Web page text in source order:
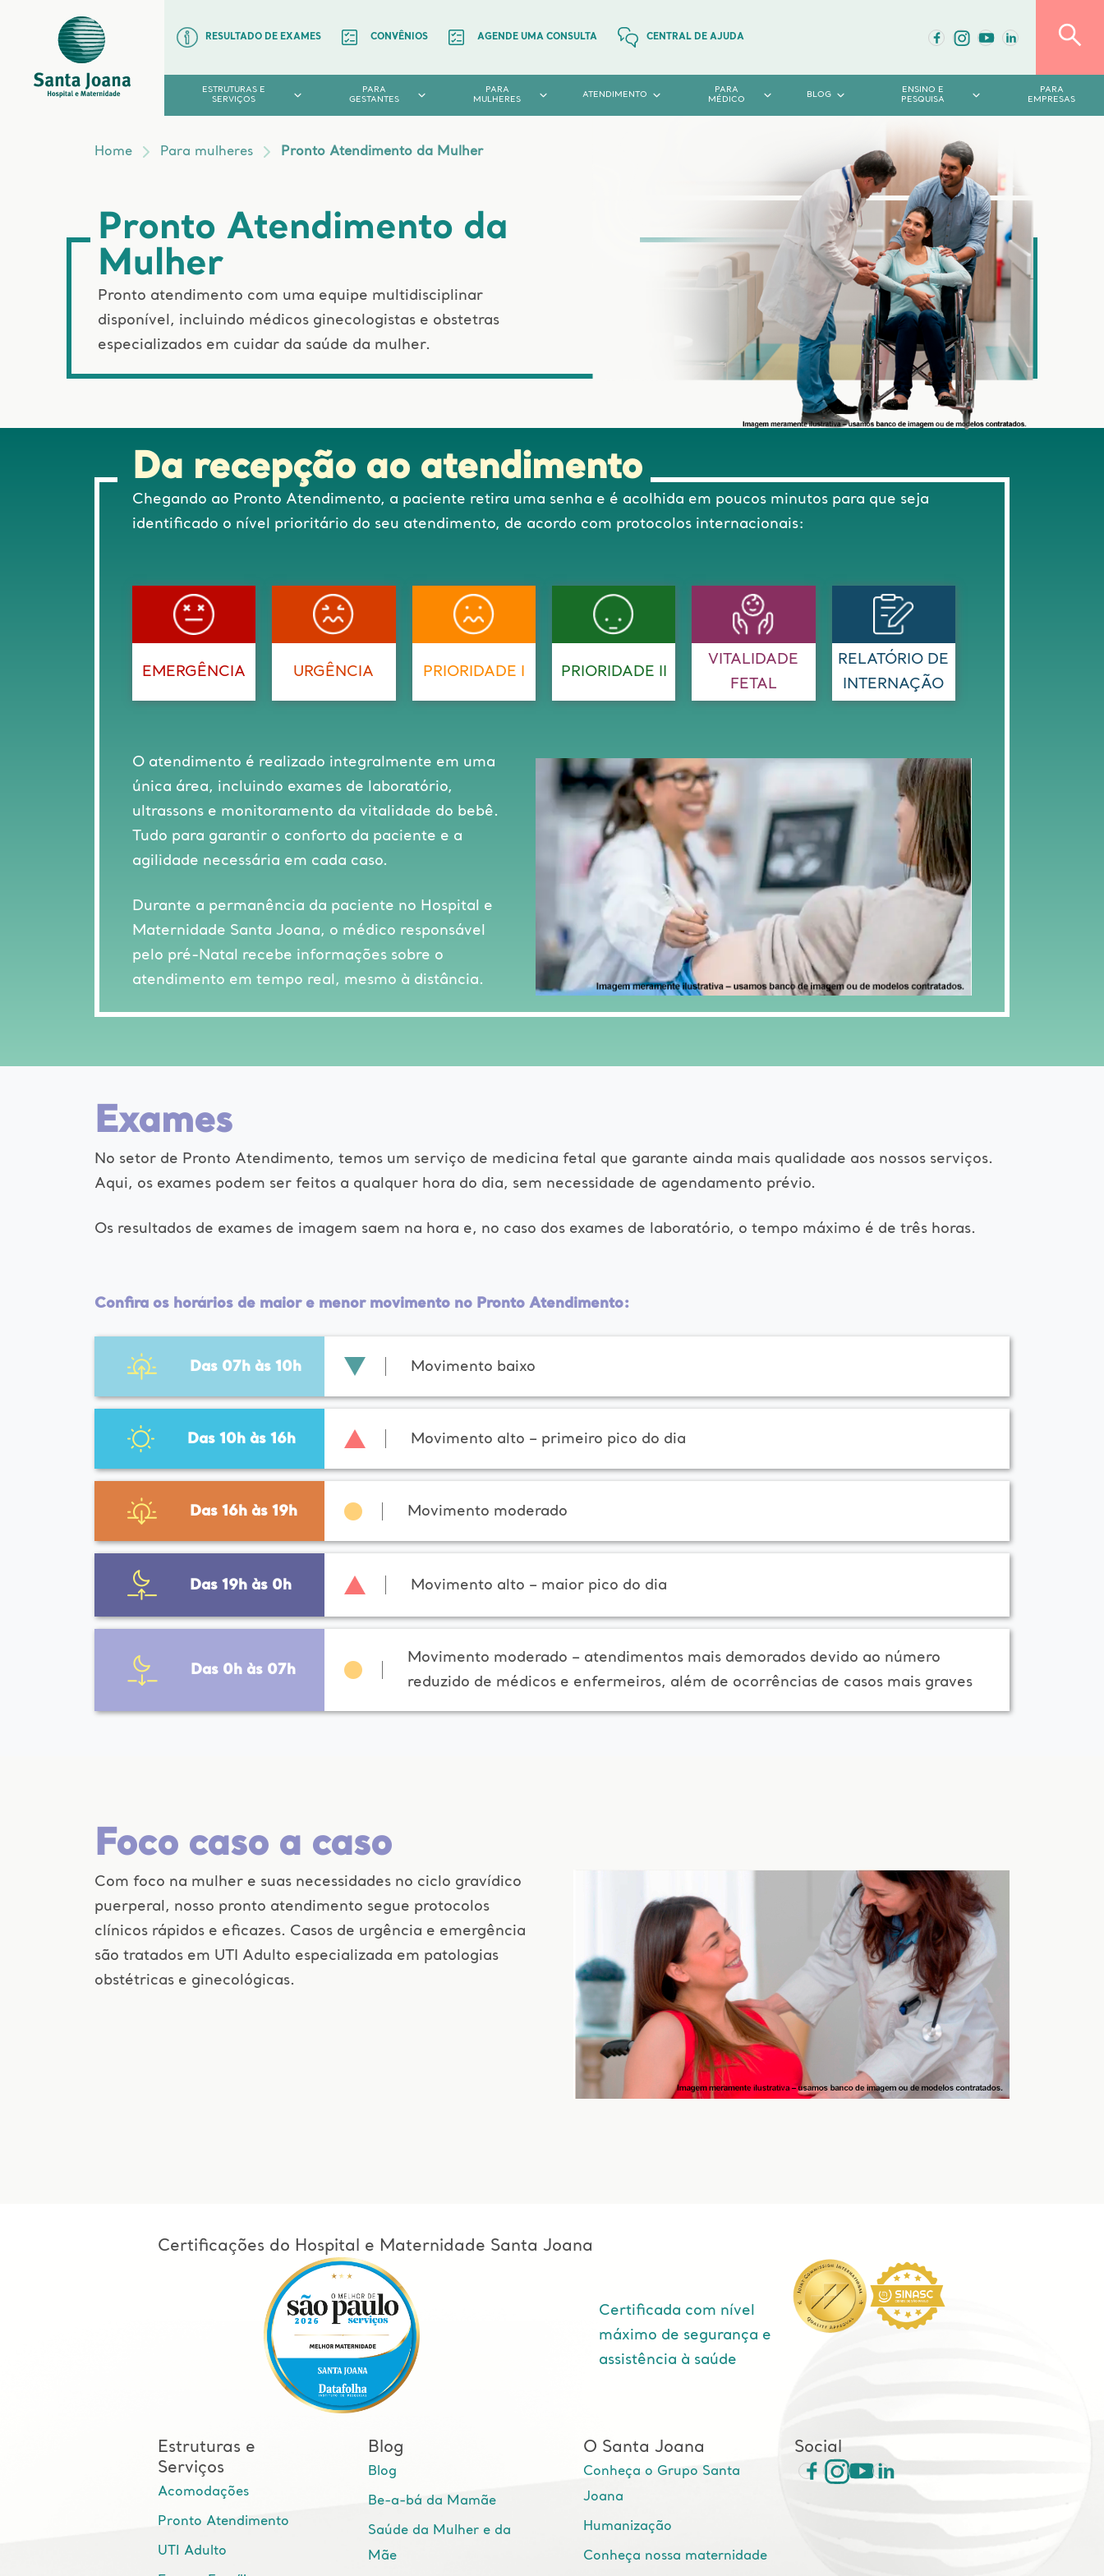
RESULTADO DE EXAMES CONVÊNIOS AGENDE UMA CONSULTA CENTRAL DE AJUDA
ESTRUTURAS E
SERVIÇOS
PARA
GESTANTES
PARA
MULHERES
ATENDIMENTO
PARA
MÉDICO
BLOG
ENSINO E
PESQUISA
PARA
EMPRESAS
Home Para mulheres Pronto Atendimento da Mulher
Pronto Atendimento da
Mulher
Pronto atendimento com uma equipe multidisciplinar
disponível, incluindo médicos ginecologistas e obstetras
especializados em cuidar da saúde da mulher.
Da recepção ao atendimento
Chegando ao Pronto Atendimento, a paciente retira uma senha e é acolhida em poucos minutos para que seja
identificado o nível prioritário do seu atendimento, de acordo com protocolos internacionais:
EMERGÊNCIA URGÊNCIA PRIORIDADE I PRIORIDADE II
VITALIDADE
FETAL
RELATÓRIO DE
INTERNAÇÃO
O atendimento é realizado integralmente em uma
única área, incluindo exames de laboratório,
ultrassons e monitoramento da vitalidade do bebê.
Tudo para garantir o conforto da paciente e a
agilidade necessária em cada caso.
Durante a permanência da paciente no Hospital e
Maternidade Santa Joana, o médico responsável
pelo pré-Natal recebe informações sobre o
atendimento em tempo real, mesmo à distância.
Exames
No setor de Pronto Atendimento, temos um serviço de medicina fetal que garante ainda mais qualidade aos nossos serviços.
Aqui, os exames podem ser feitos a qualquer hora do dia, sem necessidade de agendamento prévio.
Os resultados de exames de imagem saem na hora e, no caso dos exames de laboratório, o tempo máximo é de três horas.
Confira os horários de maior e menor movimento no Pronto Atendimento:
Das 07h às 10h Movimento baixo
Das 10h às 16h Movimento alto – primeiro pico do dia
Das 16h às 19h Movimento moderado
Das 19h às 0h Movimento alto – maior pico do dia
Das 0h às 07h
Movimento moderado – atendimentos mais demorados devido ao número
reduzido de médicos e enfermeiros, além de ocorrências de casos mais graves
Foco caso a caso
Com foco na mulher e suas necessidades no ciclo gravídico
puerperal, nosso pronto atendimento segue protocolos
clínicos rápidos e eficazes. Casos de urgência e emergência
são tratados em UTI Adulto especializada em patologias
obstétricas e ginecológicas.
Certificações do Hospital e Maternidade Santa Joana
Certificada com nível
máximo de segurança e
assistência à saúde
Estruturas e
Serviços
Acomodações
Pronto Atendimento
UTI Adulto
Blog
Blog
Be-a-bá da Mamãe
Saúde da Mulher e da
Mãe
O Santa Joana
Conheça o Grupo Santa
Joana
Humanização
Conheça nossa maternidade
Social